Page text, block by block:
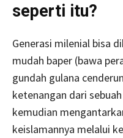
seperti itu?
Generasi milenial bisa
mudah baper (bawa
gundah gulana
ketenangan dari
kemudian
keislamannya melalui